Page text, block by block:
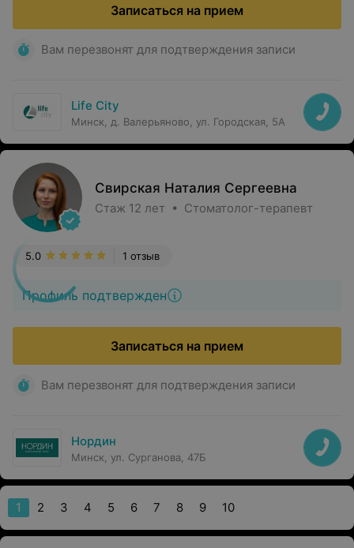
Записаться на прием
Вам перезвонят для подтверждения записи
Life City
Минск, д. Валерьяново, ул. Городская, 5А
Свирская Наталия Сергеевна
Стаж 12 лет • Стоматолог-терапевт
Профиль подтвержден
1 отзыв
5.0
Записаться на прием
Вам перезвонят для подтверждения записи
Нордин
Минск, ул. Сурганова, 47Б
1 2 3 4 5 6 7 8 9 10